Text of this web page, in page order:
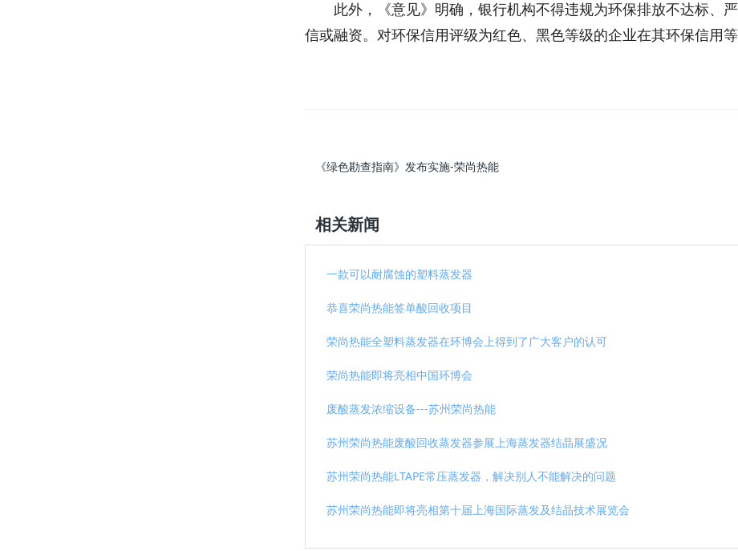
此外，《意见》明确，银行机构不得违规为环保排放不达标、
信或融资。对环保信用评级为红色、黑色等级的企业在其环保信用
《绿色勘查指南》发布实施-荣尚热能
相关新闻
一款可以耐腐蚀的塑料蒸发器
恭喜荣尚热能签单酸回收项目
荣尚热能全塑料蒸发器在环博会上得到了广大客户的认可
荣尚热能即将亮相中国环博会
废酸蒸发浓缩设备---苏州荣尚热能
苏州荣尚热能废酸回收蒸发器参展上海蒸发器结晶展盛况
苏州荣尚热能LTAPE常压蒸发器，解决别人不能解决的问题
苏州荣尚热能即将亮相第十届上海国际蒸发及结晶技术展览会